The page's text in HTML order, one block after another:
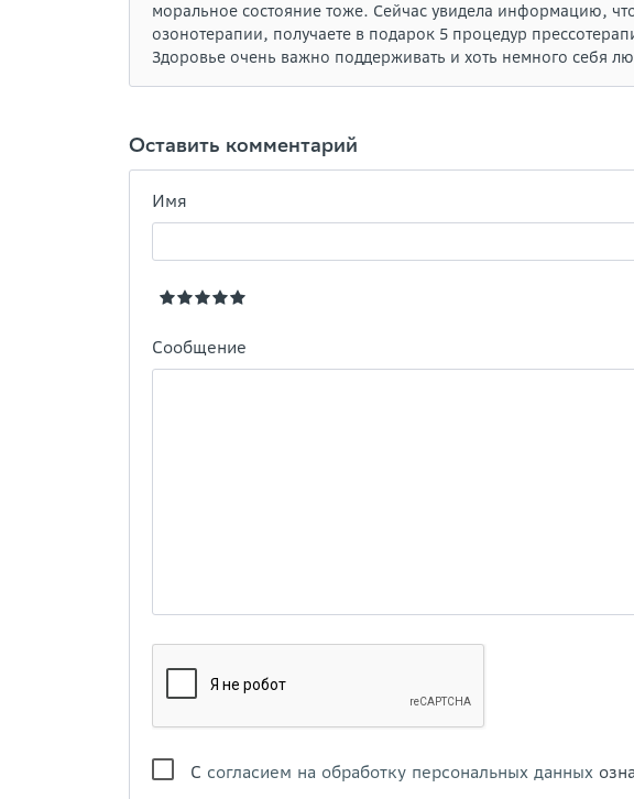
моральное состояние тоже. Сейчас увидела информацию,
озонотерапии, получаете в подарок 5 процедур
Здоровье очень важно поддерживать и хоть немного себя
Оставить комментарий
Имя
Сообщение
С согласием на обработку персональных данных